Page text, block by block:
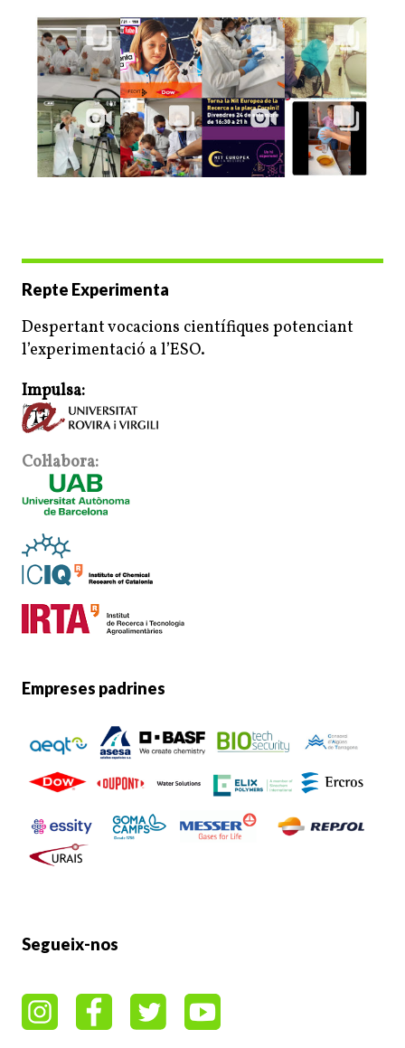
Repte Experimenta
Despertant vocacions científiques potenciant
l’experimentació a l’ESO.
Impulsa:
Col·labora:
Empreses padrines
Segueix-nos